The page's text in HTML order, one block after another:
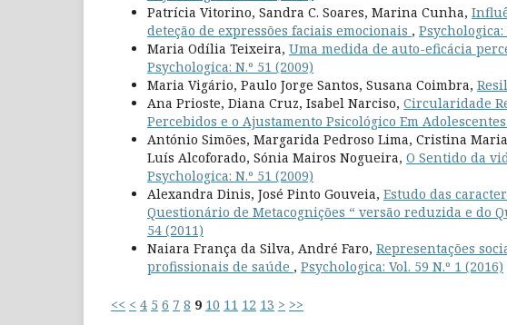
Patrícia Vitorino, Sandra C. Soares, Marina Cunha,
deteção de expressões faciais emocionais , Psychologica:
Maria Odília Teixeira, Uma medida de auto-eficácia
Psychologica: N.º 51 (2009)
Maria Vigário, Paulo Jorge Santos, Susana Coimbra,
Ana Prioste, Diana Cruz, Isabel Narciso, Circularidade
Percebidos e o Ajustamento Psicológico Em Adolescentes
António Simões, Margarida Pedroso Lima, Cristina
Luís Alcoforado, Sónia Mairos Nogueira, O Sentido da
Psychologica: N.º 51 (2009)
Alexandra Dinis, José Pinto Gouveia, Estudo das
Questionário de Metacognições “ versão reduzida e do
54 (2011)
Naiara França da Silva, André Faro, Representações
profissionais de saúde , Psychologica: Vol. 59 N.º 1 (2016)
<< < 4 5 6 7 8 9 10 11 12 13 > >>